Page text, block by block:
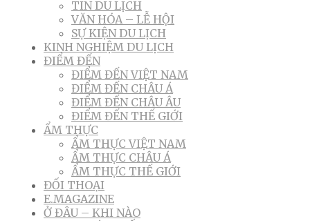
TIN DU LỊCH
VĂN HÓA – LỄ HỘI
SỰ KIỆN DU LỊCH
KINH NGHIỆM DU LỊCH
ĐIỂM ĐẾN
ĐIỂM ĐẾN VIỆT NAM
ĐIỂM ĐẾN CHÂU Á
ĐIỂM ĐẾN CHÂU ÂU
ĐIỂM ĐẾN THẾ GIỚI
ẨM THỰC
ẨM THỰC VIỆT NAM
ẨM THỰC CHÂU Á
ẨM THỰC THẾ GIỚI
ĐỐI THOẠI
E.MAGAZINE
Ở ĐÂU – KHI NÀO